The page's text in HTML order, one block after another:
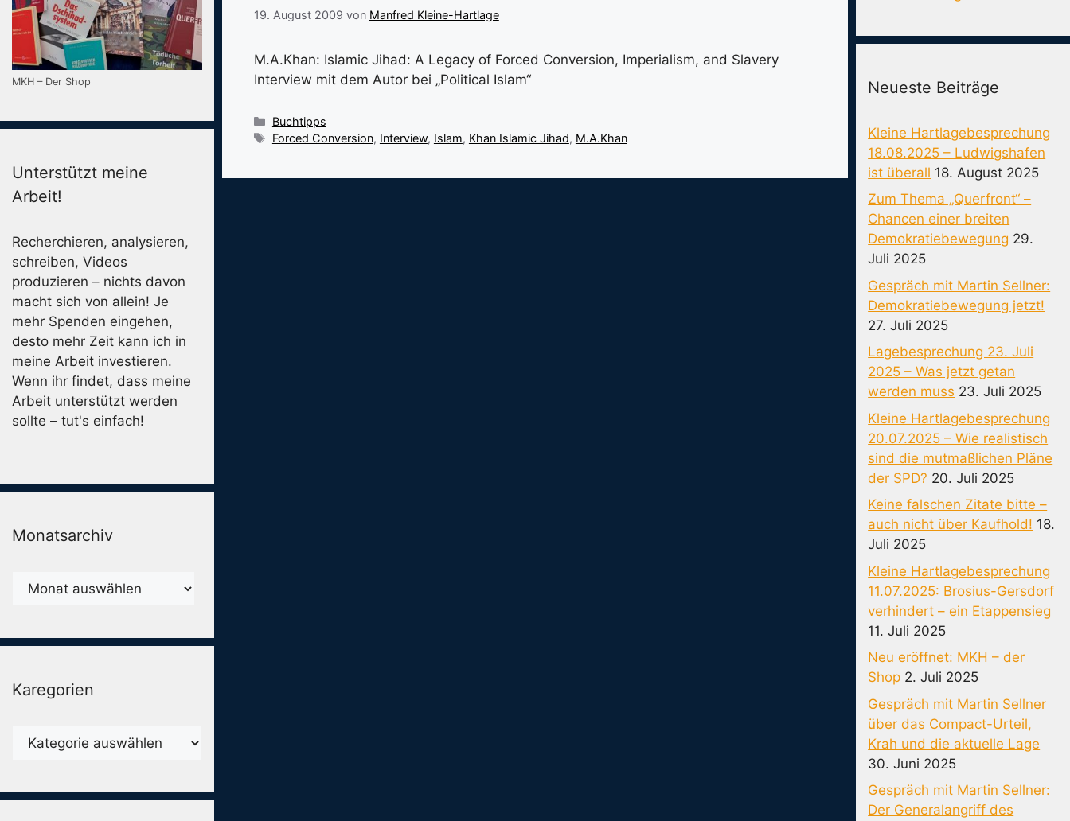
19. August 2009 von Manfred Kleine-Hartlage
M.A.Khan: Islamic Jihad: A Legacy of Forced Conversion, Imperialism, and Slavery
Interview mit dem Autor bei „Political Islam“
Kategorien
Buchtipps
Schlagwörter
Forced Conversion, Interview, Islam, Khan Islamic Jihad, M.A.Khan
MKH – Der Shop
Unterstützt meine
Arbeit!
Recherchieren, analysieren,
schreiben, Videos
produzieren – nichts davon
macht sich von allein! Je
mehr Spenden eingehen,
desto mehr Zeit kann ich in
meine Arbeit investieren.
Wenn ihr findet, dass meine
Arbeit unterstützt werden
sollte – tut's einfach!
Monatsarchiv
Monatsarchiv
Karegorien
Karegorien
Neueste Beiträge
Kleine Hartlagebesprechung
18.08.2025 – Ludwigshafen
ist überall 18. August 2025
Zum Thema „Querfront“ –
Chancen einer breiten
Demokratiebewegung 29.
Juli 2025
Gespräch mit Martin Sellner:
Demokratiebewegung jetzt!
27. Juli 2025
Lagebesprechung 23. Juli
2025 – Was jetzt getan
werden muss 23. Juli 2025
Kleine Hartlagebesprechung
20.07.2025 – Wie realistisch
sind die mutmaßlichen Pläne
der SPD? 20. Juli 2025
Keine falschen Zitate bitte –
auch nicht über Kaufhold! 18.
Juli 2025
Kleine Hartlagebesprechung
11.07.2025: Brosius-Gersdorf
verhindert – ein Etappensieg
11. Juli 2025
Neu eröffnet: MKH – der
Shop 2. Juli 2025
Gespräch mit Martin Sellner
über das Compact-Urteil,
Krah und die aktuelle Lage
30. Juni 2025
Gespräch mit Martin Sellner:
Der Generalangriff des